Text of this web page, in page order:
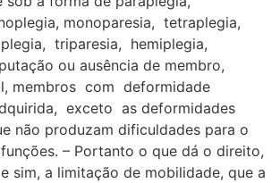
monoparesia, tetraplegia,
triparesia, hemiplegia,
ou ausência de membro,
membros com deformidade
exceto as deformidades
não produzam dificuldades para o
– Portanto o que dá o direito,
sim, a limitação de mobilidade, que a